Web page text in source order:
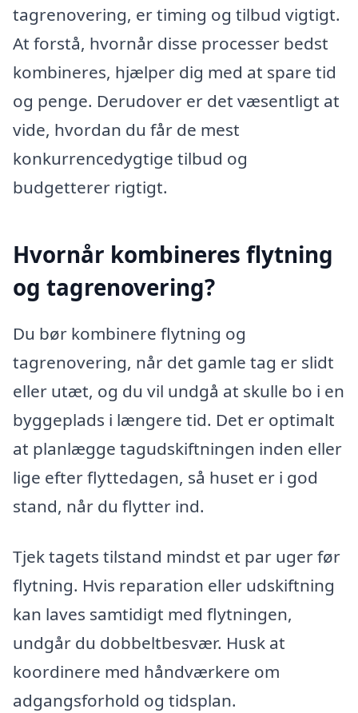
tagrenovering, er timing og tilbud vigtigt.
At forstå, hvornår disse processer bedst
kombineres, hjælper dig med at spare tid
og penge. Derudover er det væsentligt at
vide, hvordan du får de mest
konkurrencedygtige tilbud og
budgetterer rigtigt.
Hvornår kombineres flytning
og tagrenovering?
Du bør kombinere flytning og
tagrenovering, når det gamle tag er slidt
eller utæt, og du vil undgå at skulle bo i en
byggeplads i længere tid. Det er optimalt
at planlægge tagudskiftningen inden eller
lige efter flyttedagen, så huset er i god
stand, når du flytter ind.
Tjek tagets tilstand mindst et par uger før
flytning. Hvis reparation eller udskiftning
kan laves samtidigt med flytningen,
undgår du dobbeltbesvær. Husk at
koordinere med håndværkere om
adgangsforhold og tidsplan.